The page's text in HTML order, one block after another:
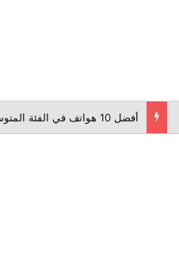
أفضل 10 هواتف في الفئة المتوسطة لعام 2026